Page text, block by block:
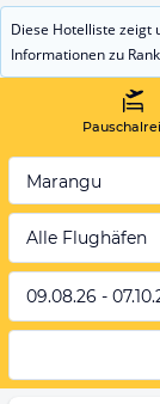
Diese Hotelliste zeigt
Informationen zu
Marangu
Alle Flughäfen
09.08.26 -